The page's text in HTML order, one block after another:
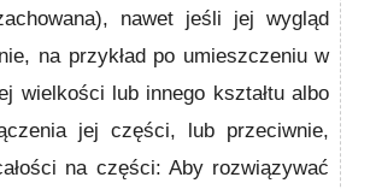
nawet jeśli jej wygląd
na przykład po umieszczeniu w
wielkości lub innego kształtu albo
jej części, lub przeciwnie,
na części: Aby rozwiązywać